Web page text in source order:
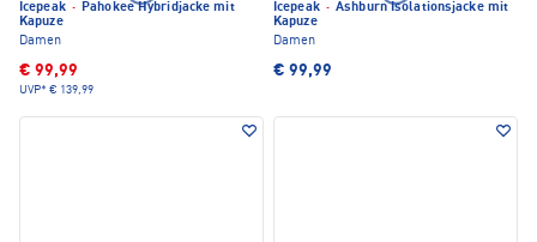
Icepeak · Pahokee Hybridjacke mit
Kapuze
Damen
€ 99,99
UVP* € 139,99
Icepeak · Ashburn Isolationsjacke mit
Kapuze
Damen
€ 99,99